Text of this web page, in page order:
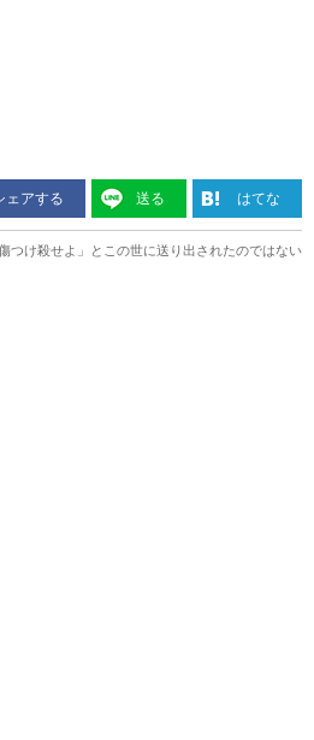
ェアする 送る はてな
つけ殺せよ」とこの世に送り出されたのではない